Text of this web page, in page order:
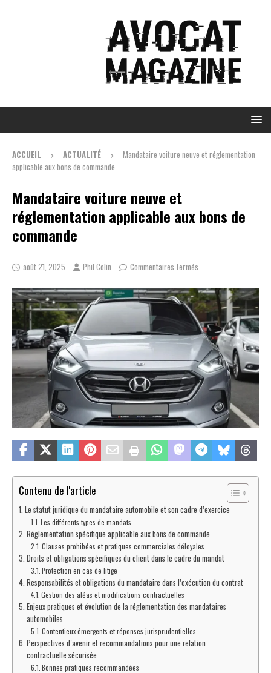
ACCUEIL ACTUALITÉ
Mandataire voiture neuve et réglementation
applicable aux bons de commande
Mandataire voiture neuve et
réglementation applicable aux bons de
commande
août 21, 2025 Phil Colin Commentaires fermés
Contenu de l'article
Le statut juridique du mandataire automobile et son cadre d’exercice
Les différents types de mandats
Réglementation spécifique applicable aux bons de commande
Clauses prohibées et pratiques commerciales déloyales
Droits et obligations spécifiques du client dans le cadre du mandat
Protection en cas de litige
Responsabilités et obligations du mandataire dans l’exécution du contrat
Gestion des aléas et modifications contractuelles
Enjeux pratiques et évolution de la réglementation des mandataires
automobiles
Contentieux émergents et réponses jurisprudentielles
Perspectives d’avenir et recommandations pour une relation
contractuelle sécurisée
Bonnes pratiques recommandées